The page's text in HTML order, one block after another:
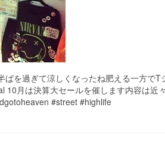
を過ぎて涼しくなったね肥える一方でT
10月は決算大セールを催します内容は
#street #highlife